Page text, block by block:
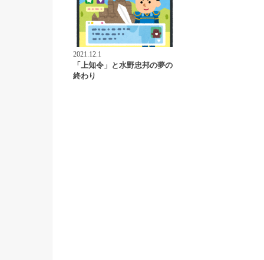
2021.12.1
「上知令」と水野忠邦の夢の
終わり